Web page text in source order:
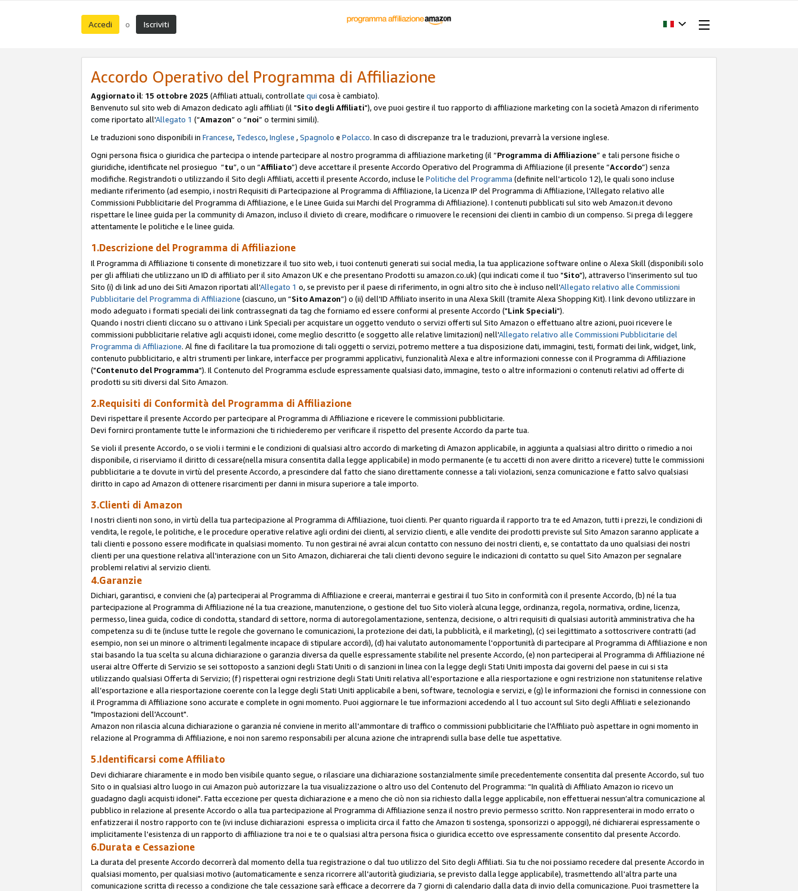
Accedi o Iscriviti
Accordo Operativo del Programma di Affiliazione
Aggiornato il: 15 ottobre 2025 (Affiliati attuali, controllate qui cosa è cambiato).
Benvenuto sul sito web di Amazon dedicato agli affiliati (il "Sito degli Affiliati"), ove puoi gestire il tuo rapporto di affiliazione marketing con la società Amazon di riferimento
come riportato all'Allegato 1 (“Amazon” o “noi” o termini simili).
Le traduzioni sono disponibili in Francese, Tedesco,Inglese ,Spagnolo e Polacco. In caso di discrepanze tra le traduzioni, prevarrà la versione inglese.
Ogni persona fisica o giuridica che partecipa o intende partecipare al nostro programma di affiliazione marketing (il “Programma di Affiliazione” e tali persone fisiche o
giuridiche, identificate nel prosieguo “tu”, o un “Affiliato”) deve accettare il presente Accordo Operativo del Programma di Affiliazione (il presente “Accordo”) senza
modifiche. Registrandoti o utilizzando il Sito degli Affiliati, accetti il presente Accordo, incluse le Politiche del Programma (definite nell'articolo 12), le quali sono incluse
mediante riferimento (ad esempio, i nostri Requisiti di Partecipazione al Programma di Affiliazione, la Licenza IP del Programma di Affiliazione, l'Allegato relativo alle
Commissioni Pubblicitarie del Programma di Affiliazione, e le Linee Guida sui Marchi del Programma di Affiliazione). I contenuti pubblicati sul sito web Amazon.it devono
rispettare le linee guida per la community di Amazon, incluso il divieto di creare, modificare o rimuovere le recensioni dei clienti in cambio di un compenso. Si prega di leggere
attentamente le politiche e le linee guida.
1.Descrizione del Programma di Affiliazione
Il Programma di Affiliazione ti consente di monetizzare il tuo sito web, i tuoi contenuti generati sui social media, la tua applicazione software online o Alexa Skill (disponibili solo
per gli affiliati che utilizzano un ID di affiliato per il sito Amazon UK e che presentano Prodotti su amazon.co.uk) (qui indicati come il tuo "Sito"), attraverso l'inserimento sul tuo
Sito (i) di link ad uno dei Siti Amazon riportati all'Allegato 1 o, se previsto per il paese di riferimento, in ogni altro sito che è incluso nell'Allegato relativo alle Commissioni
Pubblicitarie del Programma di Affiliazione (ciascuno, un “Sito Amazon”) o (ii) dell'ID Affiliato inserito in una Alexa Skill (tramite Alexa Shopping Kit). I link devono utilizzare in
modo adeguato i formati speciali dei link contrassegnati da tag che forniamo ed essere conformi al presente Accordo ("Link Speciali").
Quando i nostri clienti cliccano su o attivano i Link Speciali per acquistare un oggetto venduto o servizi offerti sul Sito Amazon o effettuano altre azioni, puoi ricevere le
commissioni pubblicitarie relative agli acquisti idonei, come meglio descritto (e soggetto alle relative limitazioni) nell'Allegato relativo alle Commissioni Pubblicitarie del
Programma di Affiliazione. Al fine di facilitare la tua promozione di tali oggetti o servizi, potremo mettere a tua disposizione dati, immagini, testi, formati dei link, widget, link,
contenuto pubblicitario, e altri strumenti per linkare, interfacce per programmi applicativi, funzionalità Alexa e altre informazioni connesse con il Programma di Affiliazione
("Contenuto del Programma"). Il Contenuto del Programma esclude espressamente qualsiasi dato, immagine, testo o altre informazioni o contenuti relativi ad offerte di
prodotti su siti diversi dal Sito Amazon.
2.Requisiti di Conformità del Programma di Affiliazione
Devi rispettare il presente Accordo per partecipare al Programma di Affiliazione e ricevere le commissioni pubblicitarie.
Devi fornirci prontamente tutte le informazioni che ti richiederemo per verificare il rispetto del presente Accordo da parte tua.
Se violi il presente Accordo, o se violi i termini e le condizioni di qualsiasi altro accordo di marketing di Amazon applicabile, in aggiunta a qualsiasi altro diritto o rimedio a noi
disponibile, ci riserviamo il diritto di cessare(nella misura consentita dalla legge applicabile) in modo permanente (e tu accetti di non avere diritto a ricevere) tutte le commissioni
pubblicitarie a te dovute in virtù del presente Accordo, a prescindere dal fatto che siano direttamente connesse a tali violazioni, senza comunicazione e fatto salvo qualsiasi
diritto in capo ad Amazon di ottenere risarcimenti per danni in misura superiore a tale importo.
3.Clienti di Amazon
I nostri clienti non sono, in virtù della tua partecipazione al Programma di Affiliazione, tuoi clienti. Per quanto riguarda il rapporto tra te ed Amazon, tutti i prezzi, le condizioni di
vendita, le regole, le politiche, e le procedure operative relative agli ordini dei clienti, al servizio clienti, e alle vendite dei prodotti previste sul Sito Amazon saranno applicate a
tali clienti e possono essere modificate in qualsiasi momento. Tu non gestirai né avrai alcun contatto con nessuno dei nostri clienti, e, se contattato da uno qualsiasi dei nostri
clienti per una questione relativa all'interazione con un Sito Amazon, dichiarerai che tali clienti devono seguire le indicazioni di contatto su quel Sito Amazon per segnalare
problemi relativi al servizio clienti.
4.Garanzie
Dichiari, garantisci, e convieni che (a) parteciperai al Programma di Affiliazione e creerai, manterrai e gestirai il tuo Sito in conformità con il presente Accordo, (b) né la tua
partecipazione al Programma di Affiliazione né la tua creazione, manutenzione, o gestione del tuo Sito violerà alcuna legge, ordinanza, regola, normativa, ordine, licenza,
permesso, linea guida, codice di condotta, standard di settore, norma di autoregolamentazione, sentenza, decisione, o altri requisiti di qualsiasi autorità amministrativa che ha
competenza su di te (incluse tutte le regole che governano le comunicazioni, la protezione dei dati, la pubblicità, e il marketing), (c) sei legittimato a sottoscrivere contratti (ad
esempio, non sei un minore o altrimenti legalmente incapace di stipulare accordi), (d) hai valutato autonomamente l'opportunità di partecipare al Programma di Affiliazione e non
stai basando la tua scelta su alcuna dichiarazione o garanzia diversa da quelle espressamente stabilite nel presente Accordo, (e) non parteciperai al Programma di Affiliazione né
userai altre Offerte di Servizio se sei sottoposto a sanzioni degli Stati Uniti o di sanzioni in linea con la legge degli Stati Uniti imposta dai governi del paese in cui si sta
utilizzando qualsiasi Offerta di Servizio; (f) rispetterai ogni restrizione degli Stati Uniti relativa all'esportazione e alla riesportazione e ogni restrizione non statunitense relative
all’esportazione e alla riesportazione coerente con la legge degli Stati Uniti applicabile a beni, software, tecnologia e servizi, e (g) le informazioni che fornisci in connessione con
il Programma di Affiliazione sono accurate e complete in ogni momento. Puoi aggiornare le tue informazioni accedendo al l tuo account sul Sito degli Affiliati e selezionando
"Impostazioni dell'Account".
Amazon non rilascia alcuna dichiarazione o garanzia né conviene in merito all'ammontare di traffico o commissioni pubblicitarie che l'Affiliato può aspettare in ogni momento in
relazione al Programma di Affiliazione, e noi non saremo responsabili per alcuna azione che intraprendi sulla base delle tue aspettative.
5.Identificarsi come Affiliato
Devi dichiarare chiaramente e in modo ben visibile quanto segue, o rilasciare una dichiarazione sostanzialmente simile precedentemente consentita dal presente Accordo, sul tuo
Sito o in qualsiasi altro luogo in cui Amazon può autorizzare la tua visualizzazione o altro uso del Contenuto del Programma: “In qualità di Affiliato Amazon io ricevo un
guadagno dagli acquisti idonei". Fatta eccezione per questa dichiarazione e a meno che ciò non sia richiesto dalla legge applicabile, non effettuerai nessun’altra comunicazione al
pubblico in relazione al presente Accordo o alla tua partecipazione al Programma di Affiliazione senza il nostro previo permesso scritto. Non rappresenterai in modo errato o
enfatizzerai il nostro rapporto con te (ivi incluse dichiarazioni espressa o implicita circa il fatto che Amazon ti sostenga, sponsorizzi o appoggi), né dichiarerai espressamente o
implicitamente l'esistenza di un rapporto di affiliazione tra noi e te o qualsiasi altra persona fisica o giuridica eccetto ove espressamente consentito dal presente Accordo.
6.Durata e Cessazione
La durata del presente Accordo decorrerà dal momento della tua registrazione o dal tuo utilizzo del Sito degli Affiliati. Sia tu che noi possiamo recedere dal presente Accordo in
qualsiasi momento, per qualsiasi motivo (automaticamente e senza ricorrere all'autorità giudiziaria, se previsto dalla legge applicabile), trasmettendo all'altra parte una
comunicazione scritta di recesso a condizione che tale cessazione sarà efficace a decorrere da 7 giorni di calendario dalla data di invio della comunicazione. Puoi trasmettere la